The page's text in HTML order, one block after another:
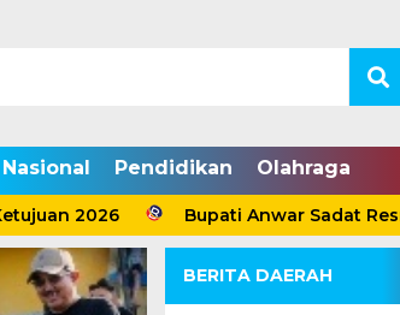
Nasional Pendidikan Olahraga
2026 Bupati Anwar Sadat Resmi
BERITA DAERAH